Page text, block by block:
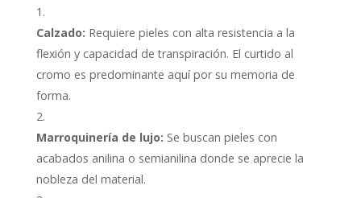
Calzado: Requiere pieles con alta resistencia a la
flexión y capacidad de transpiración. El curtido al
cromo es predominante aquí por su memoria de
forma.
Marroquinería de lujo: Se buscan pieles con
acabados anilina o semianilina donde se aprecie la
nobleza del material.